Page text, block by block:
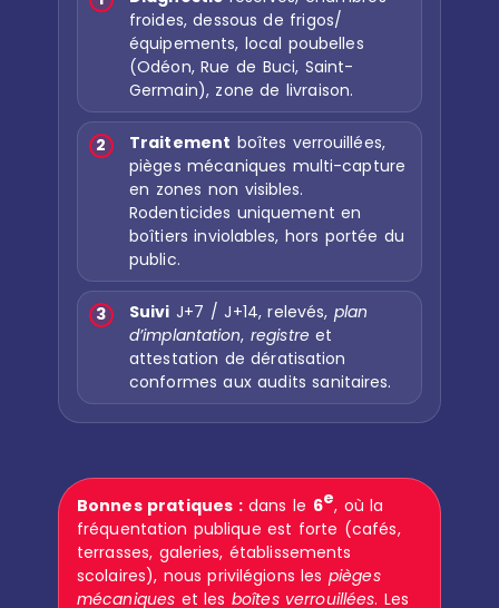
froides, dessous de frigos/
équipements, local poubelles
(Odéon, Rue de Buci, Saint-
Germain), zone de livraison.
2 Traitement boîtes verrouillées,
pièges mécaniques multi-capture
en zones non visibles.
Rodenticides uniquement en
boîtiers inviolables, hors portée du
public.
3 Suivi J+7 / J+14, relevés, plan
d’implantation,registreet
attestation de dératisation
conformes aux audits sanitaires.
Bonnes pratiques :dans le 6e, où la
fréquentation publique est forte (cafés,
terrasses, galeries, établissements
scolaires), nous privilégions lespièges
mécaniques et les boîtes verrouillées. Les